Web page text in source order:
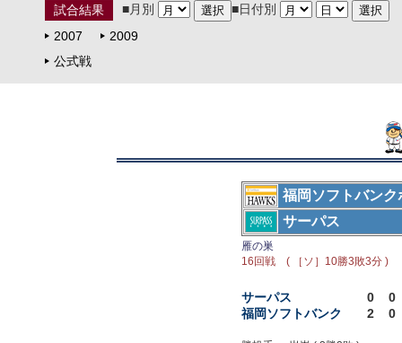
試合結果
■月別
■日付別
2007
2009
公式戦
福岡ソフトバンク
サーパス
雁の巣
16回戦 ( ［ソ］10勝3敗3分 )
サーパス 0
0
福岡ソフトバンク
2 0